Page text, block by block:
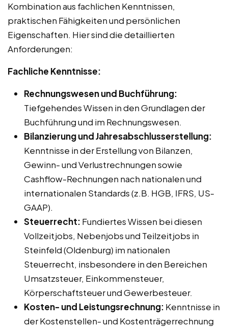
Kombination aus fachlichen Kenntnissen,
praktischen Fähigkeiten und persönlichen
Eigenschaften. Hier sind die detaillierten
Anforderungen:
Fachliche Kenntnisse:
Rechnungswesen und Buchführung:
Tiefgehendes Wissen in den Grundlagen der
Buchführung und im Rechnungswesen.
Bilanzierung und Jahresabschlusserstellung:
Kenntnisse in der Erstellung von Bilanzen,
Gewinn- und Verlustrechnungen sowie
Cashflow-Rechnungen nach nationalen und
internationalen Standards (z.B. HGB, IFRS, US-
GAAP).
Steuerrecht: Fundiertes Wissen bei diesen
Vollzeitjobs, Nebenjobs und Teilzeitjobs in
Steinfeld (Oldenburg) im nationalen
Steuerrecht, insbesondere in den Bereichen
Umsatzsteuer, Einkommensteuer,
Körperschaftsteuer und Gewerbesteuer.
Kosten- und Leistungsrechnung: Kenntnisse in
der Kostenstellen- und Kostenträgerrechnung